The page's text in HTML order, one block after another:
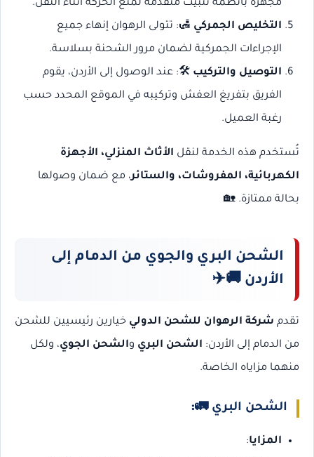
مجهزة بأنظمة تثبيت متقدمة لمنع الحركة أثناء النقل.
التخليص الجمركي 🛃: تتولى الرهوان إنهاء جميع
الإجراءات الجمركية لضمان مرور الشحنة بسلاسة.
التوصيل والتركيب 🛠️: عند الوصول إلى الأردن، يقوم
الفريق بتفريغ العفش وتركيبه في الموقع المحدد حسب
رغبة العميل.
تُستخدم هذه الخدمة لنقل الأثاث المنزلي، الأجهزة
الكهربائية، المفروشات، والستائر، مع ضمان وصولها
بحالة ممتازة. 🏡
الشحن البري والجوي من الدمام إلى
الأردن 🚚✈️
تقدم شركة الرهوان للشحن الدولي خيارين رئيسيين للشحن
من الدمام إلى الأردن: الشحن البري والشحن الجوي، ولكل
منهما مزاياه الخاصة.
الشحن البري 🚛:
المزايا: